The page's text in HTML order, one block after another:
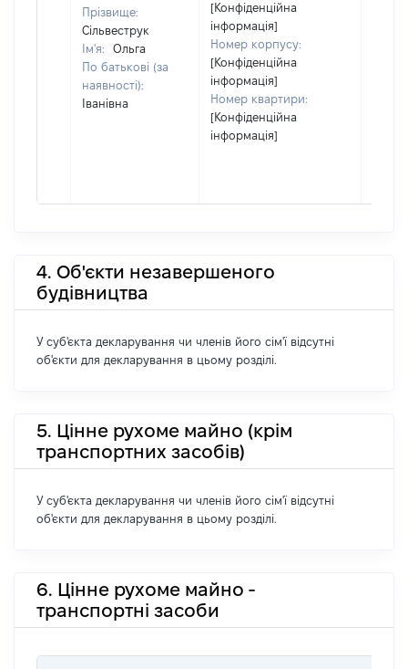
Прізвище:
Сільвеструк
Ім'я:
Ольга
По батькові (за
наявності):
Іванівна
[Конфіденційна
інформація]
Номер корпусу:
[Конфіденційна
інформація]
Номер квартири:
[Конфіденційна
інформація]
4. Об'єкти незавершеного
будівництва
У суб'єкта декларування чи членів його сім'ї відсутні
об'єкти для декларування в цьому розділі.
5. Цінне рухоме майно (крім
транспортних засобів)
У суб'єкта декларування чи членів його сім'ї відсутні
об'єкти для декларування в цьому розділі.
6. Цінне рухоме майно -
транспортні засоби